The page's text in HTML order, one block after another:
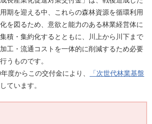
期を迎える中、これらの森林資源を循環利用
を図るため、意欲と能力のある林業経営体に
積・集約化するとともに、川上から川下まで
工・流通コストを一体的に削減するため必要
うものです。
度からこの交付金により、
「次世代林業基盤
ています。